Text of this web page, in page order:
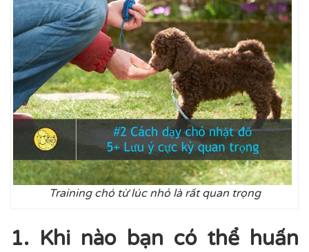
Training chó từ lúc nhỏ là rất quan trọng
1. Khi nào bạn có thể huấn